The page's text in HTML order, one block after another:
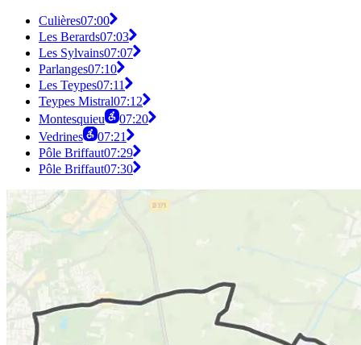
Culières07:00
Les Berards07:03
Les Sylvains07:07
Parlanges07:10
Les Teypes07:11
Teypes Mistral07:12
Montesquieu
07:20
Vedrines
07:21
Pôle Briffaut07:29
Pôle Briffaut07:30